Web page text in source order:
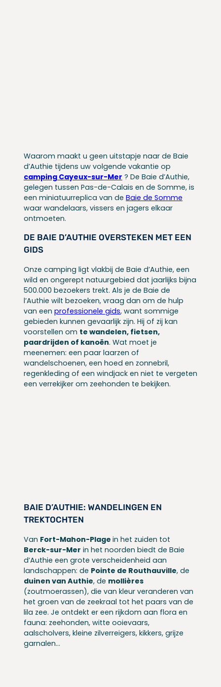
Waarom maakt u geen uitstapje naar de Baie
d’Authie tijdens uw volgende vakantie op
camping Cayeux-sur-Mer ? De Baie d’Authie,
gelegen tussen Pas-de-Calais en de Somme, is
een miniatuurreplica van de Baie de Somme
waar wandelaars, vissers en jagers elkaar
ontmoeten.
DE BAIE D’AUTHIE OVERSTEKEN MET EEN
GIDS
Onze camping ligt vlakbij de Baie d’Authie, een
wild en ongerept natuurgebied dat jaarlijks bijna
500.000 bezoekers trekt. Als je de Baie de
l’Authie wilt bezoeken, vraag dan om de hulp
van een professionele gids, want sommige
gebieden kunnen gevaarlijk zijn. Hij of zij kan
voorstellen om te wandelen, fietsen,
paardrijden of kanoën. Wat moet je
meenemen: een paar laarzen of
wandelschoenen, een hoed en zonnebril,
regenkleding of een windjack en niet te vergeten
een verrekijker om zeehonden te bekijken.
BAIE D’AUTHIE: WANDELINGEN EN
TREKTOCHTEN
Van Fort-Mahon-Plage in het zuiden tot
Berck-sur-Mer in het noorden biedt de Baie
d’Authie een grote verscheidenheid aan
landschappen: de Pointe de Routhauville, de
duinen van Authie, de mollières
(zoutmoerassen), die van kleur veranderen van
het groen van de zeekraal tot het paars van de
lila zee. Je ontdekt er een rijkdom aan flora en
fauna: zeehonden, witte ooievaars,
aalscholvers, kleine zilverreigers, kikkers, grijze
garnalen…